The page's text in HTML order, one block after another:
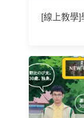
[線上教學